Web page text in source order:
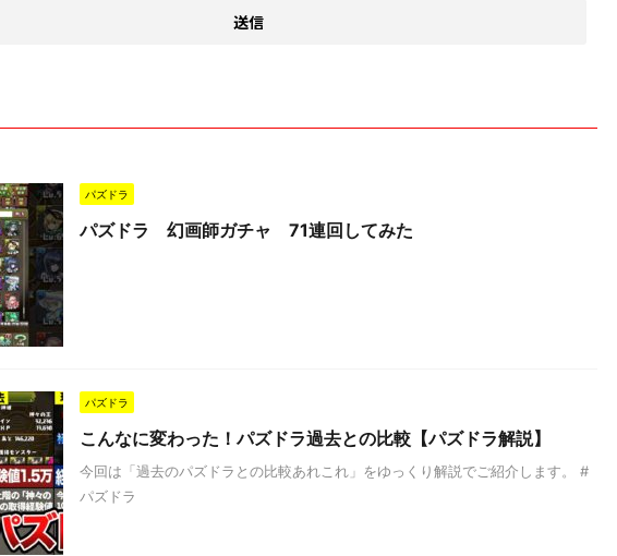
パズドラ
パズドラ 幻画師ガチャ 71連回してみた
パズドラ
こんなに変わった！パズドラ過去との比較【パズドラ解説】
今回は「過去のパズドラとの比較あれこれ」をゆっくり解説でご紹介します。 #
パズドラ